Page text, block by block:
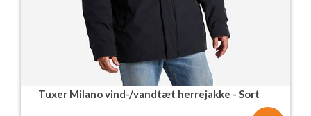
Tuxer Milano vind-/vandtæt herrejakke - Sort